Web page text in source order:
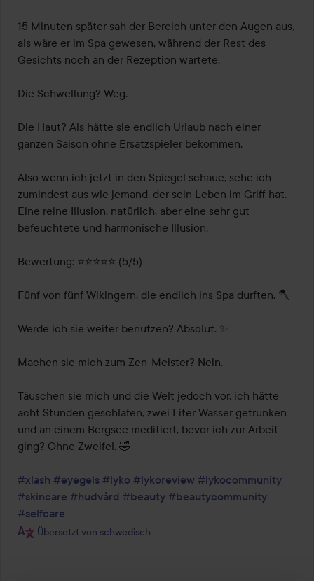
15 Minuten später sah der Bereich unter den Augen aus,
als wäre er im Spa gewesen, während der Rest des
Gesichts noch an der Rezeption wartete.
Die Schwellung? Weg.
Die Haut? Als hätte sie endlich Urlaub nach einer
ganzen Saison ohne Ersatzspieler bekommen.
Also wenn ich jetzt in den Spiegel schaue, sehe ich
zumindest aus wie jemand, der sein Leben im Griff hat.
Eine reine Illusion, natürlich, aber eine sehr gut
befeuchtete und harmonische Illusion.
Bewertung: ⭐⭐⭐⭐⭐ (5/5)
Fünf von fünf Wikingern, die endlich ins Spa durften. 🪓
Werde ich sie weiter benutzen? Absolut. ✨
Machen sie mich zum Zen-Meister? Nein.
Täuschen sie mich und die Welt jedoch vor, ich hätte
acht Stunden geschlafen, zwei Liter Wasser getrunken
und an einem Bergsee meditiert, bevor ich zur Arbeit
ging? Ohne Zweifel. 🤣
#xlash #eyegels #lyko #lykoreview #lykocommunity
#skincare #hudvård #beauty #beautycommunity
#selfcare
Übersetzt von schwedisch